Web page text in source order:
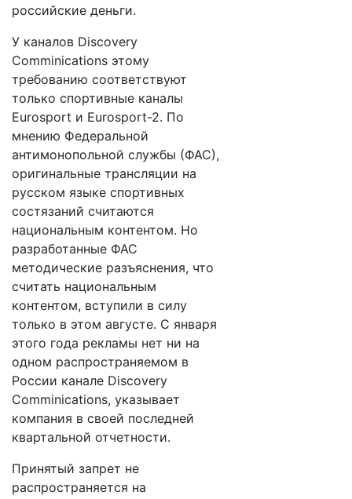
российские деньги.
У каналов Discovery
Comminications этому
требованию соответствуют
только спортивные каналы
Eurosport и Eurosport-2. По
мнению Федеральной
антимонопольной службы (ФАС),
оригинальные трансляции на
русском языке спортивных
состязаний считаются
национальным контентом. Но
разработанные ФАС
методические разъяснения, что
считать национальным
контентом, вступили в силу
только в этом августе. С января
этого года рекламы нет ни на
одном распространяемом в
России канале Discovery
Comminications, указывает
компания в своей последней
квартальной отчетности.
Принятый запрет не
распространяется на